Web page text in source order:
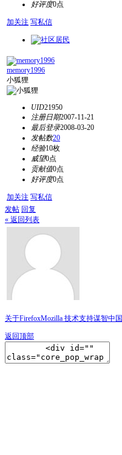
好评度0点
加关注 写私信
memory1996
小狐狸
UID21950
注册日期2007-11-21
最后登录2008-03-20
发帖数20
经验10枚
威望0点
贡献值0点
好评度0点
加关注 写私信
发帖 回复
« 返回列表
关于FirefoxMozilla 技术支持谋智中国
返回顶部